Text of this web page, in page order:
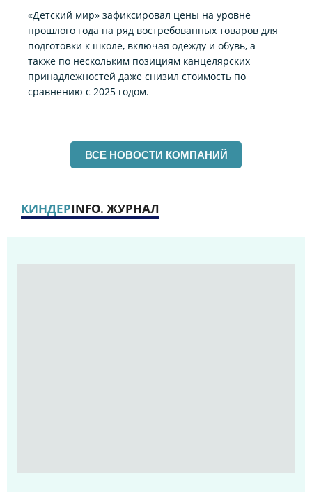
«Детский мир» зафиксировал цены на уровне
прошлого года на ряд востребованных товаров для
подготовки к школе, включая одежду и обувь, а
также по нескольким позициям канцелярских
принадлежностей даже снизил стоимость по
сравнению с 2025 годом.
ВСЕ НОВОСТИ КОМПАНИЙ
КИНДЕРINFO. ЖУРНАЛ